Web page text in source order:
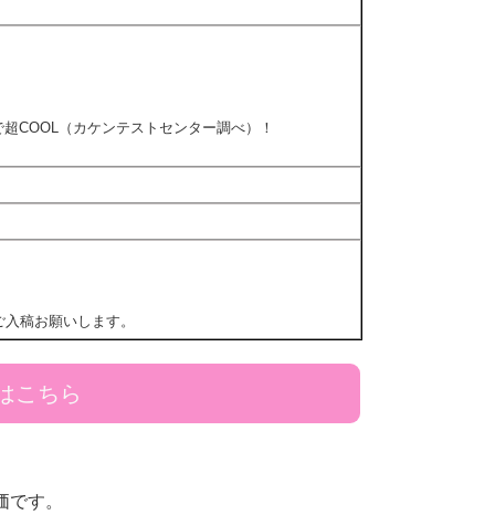
COOL（カケンテストセンター調べ）！
稿お願いします。
こちら
す。